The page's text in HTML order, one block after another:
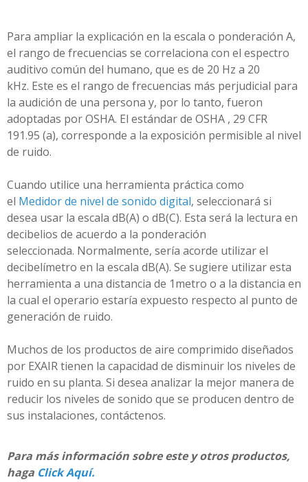
Para ampliar la explicación en la escala o ponderación A,
el rango de frecuencias se correlaciona con el espectro
auditivo común del humano, que es de 20 Hz a 20
kHz. Este es el rango de frecuencias más perjudicial para
la audición de una persona y, por lo tanto, fueron
adoptadas por OSHA. El estándar de OSHA , 29 CFR
191.95 (a), corresponde a la exposición permisible al nivel
de ruido.
Cuando utilice una herramienta práctica como
el Medidor de nivel de sonido digital, seleccionará si
desea usar la escala dB(A) o dB(C). Esta será la lectura en
decibelios de acuerdo a la ponderación
seleccionada. Normalmente, sería acorde utilizar el
decibelímetro en la escala dB(A). Se sugiere utilizar esta
herramienta a una distancia de 1metro o a la distancia en
la cual el operario estaría expuesto respecto al punto de
generación de ruido.
Muchos de los productos de aire comprimido diseñados
por EXAIR tienen la capacidad de disminuir los niveles de
ruido en su planta. Si desea analizar la mejor manera de
reducir los niveles de sonido que se producen dentro de
sus instalaciones, contáctenos.
Para más información sobre este y otros productos,
haga Click Aquí.